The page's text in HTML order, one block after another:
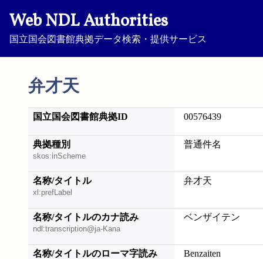
Web NDL Authorities
国立国会図書館典拠データ検索・提供サービス
弁才天
国立国会図書館典拠ID 00576439
典拠種別
skos:inScheme
普通件名
名称/タイトル
xl:prefLabel
弁才天
名称/タイトルのカナ読み
ndl:transcription@ja-Kana
ベンザイテン
名称/タイトルのローマ字読み Benzaiten